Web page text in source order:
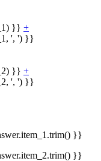
}} +
', ') }}
}} +
', ') }}
}}
}}